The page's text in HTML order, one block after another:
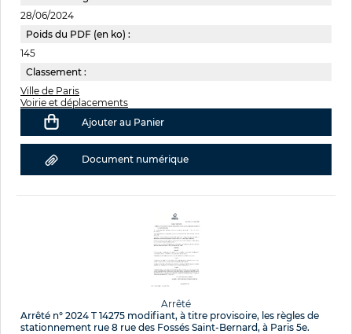
28/06/2024
Poids du PDF (en ko) :
145
Classement :
Ville de Paris
Voirie et déplacements
Ajouter au Panier
Document numérique
Arrêté
Arrêté n° 2024 T 14275 modifiant, à titre provisoire, les règles de
stationnement rue 8 rue des Fossés Saint-Bernard, à Paris 5e.